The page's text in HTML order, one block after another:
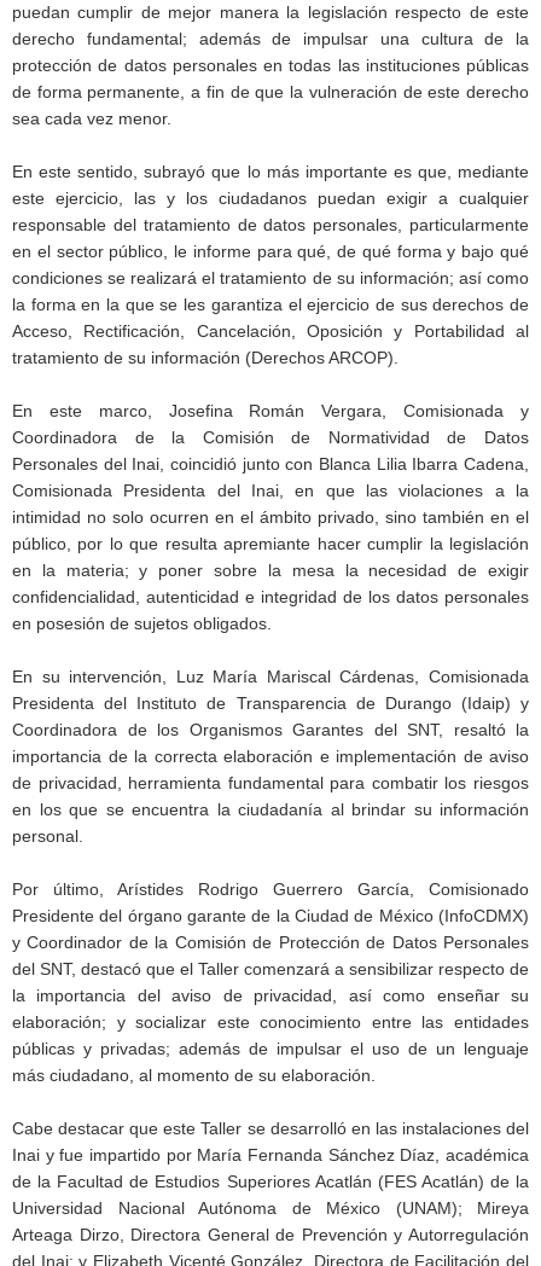
puedan cumplir de mejor manera la legislación respecto de este
derecho fundamental; además de impulsar una cultura de la
protección de datos personales en todas las instituciones públicas
de forma permanente, a fin de que la vulneración de este derecho
sea cada vez menor.
En este sentido, subrayó que lo más importante es que, mediante
este ejercicio, las y los ciudadanos puedan exigir a cualquier
responsable del tratamiento de datos personales, particularmente
en el sector público, le informe para qué, de qué forma y bajo qué
condiciones se realizará el tratamiento de su información; así como
la forma en la que se les garantiza el ejercicio de sus derechos de
Acceso, Rectificación, Cancelación, Oposición y Portabilidad al
tratamiento de su información (Derechos ARCOP).
En este marco, Josefina Román Vergara, Comisionada y
Coordinadora de la Comisión de Normatividad de Datos
Personales del Inai, coincidió junto con Blanca Lilia Ibarra Cadena,
Comisionada Presidenta del Inai, en que las violaciones a la
intimidad no solo ocurren en el ámbito privado, sino también en el
público, por lo que resulta apremiante hacer cumplir la legislación
en la materia; y poner sobre la mesa la necesidad de exigir
confidencialidad, autenticidad e integridad de los datos personales
en posesión de sujetos obligados.
En su intervención, Luz María Mariscal Cárdenas, Comisionada
Presidenta del Instituto de Transparencia de Durango (Idaip) y
Coordinadora de los Organismos Garantes del SNT, resaltó la
importancia de la correcta elaboración e implementación de aviso
de privacidad, herramienta fundamental para combatir los riesgos
en los que se encuentra la ciudadanía al brindar su información
personal.
Por último, Arístides Rodrigo Guerrero García, Comisionado
Presidente del órgano garante de la Ciudad de México (InfoCDMX)
y Coordinador de la Comisión de Protección de Datos Personales
del SNT, destacó que el Taller comenzará a sensibilizar respecto de
la importancia del aviso de privacidad, así como enseñar su
elaboración; y socializar este conocimiento entre las entidades
públicas y privadas; además de impulsar el uso de un lenguaje
más ciudadano, al momento de su elaboración.
Cabe destacar que este Taller se desarrolló en las instalaciones del
Inai y fue impartido por María Fernanda Sánchez Díaz, académica
de la Facultad de Estudios Superiores Acatlán (FES Acatlán) de la
Universidad Nacional Autónoma de México (UNAM); Mireya
Arteaga Dirzo, Directora General de Prevención y Autorregulación
del Inai; y Elizabeth Vicenté González, Directora de Facilitación del